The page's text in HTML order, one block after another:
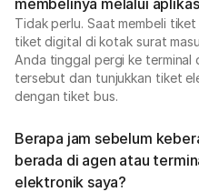
membelinya melalui
Tidak perlu. Saat membeli
tiket digital di kotak surat
Anda tinggal pergi ke
tersebut dan tunjukkan tiket
dengan tiket bus.
Berapa jam sebelum
berada di agen atau
elektronik saya?